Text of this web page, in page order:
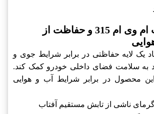
آفتابگیر راست ام وی ام 315 و حفاظت از
یک لایه حفاظتی در برابر شرایط جوی و
به سلامت فضای داخلی خودرو کمک کند.
این محصول در برابر شرایط آب و هوایی
ناشی از تابش مستقیم آفتاب